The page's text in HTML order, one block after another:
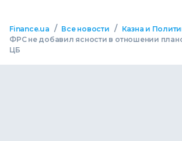
Finance.ua / Все новости / Казна и
ФРС не добавил ясности в отношении
ЦБ